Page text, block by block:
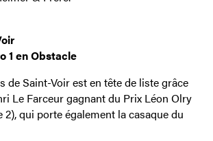
1 en Obstacle
de Saint-Voir est en tête de liste grâce
Le Farceur gagnant du Prix Léon Olry
2), qui porte également la casaque du